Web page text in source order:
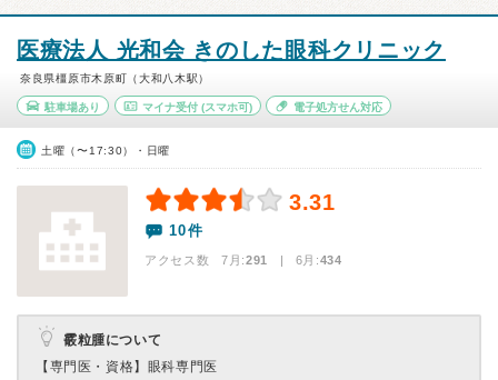
医療法人 光和会 きのした眼科クリニック
奈良県橿原市木原町（大和八木駅）
駐車場あり マイナ受付(スマホ可) 電子処方せん対応
土曜（〜17:30）・日曜
3.31
10件
アクセス数 7月:291 | 6月:434
霰粒腫について
【専門医・資格】 眼科専門医